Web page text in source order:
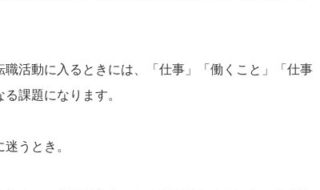
活動に入るときには、「仕事」「働くこと」「仕事
課題になります。
うとき。